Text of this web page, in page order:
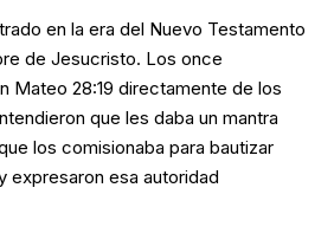
en la era del Nuevo Testamento
de Jesucristo. Los once
Mateo 28:19 directamente de los
que les daba un mantra
los comisionaba para bautizar
expresaron esa autoridad